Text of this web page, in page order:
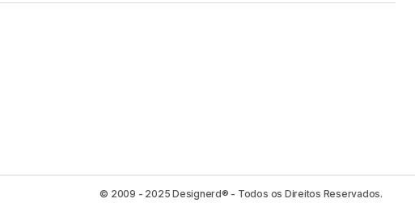
© 2009 - 2025 Designerd® - Todos os Direitos Reservados.